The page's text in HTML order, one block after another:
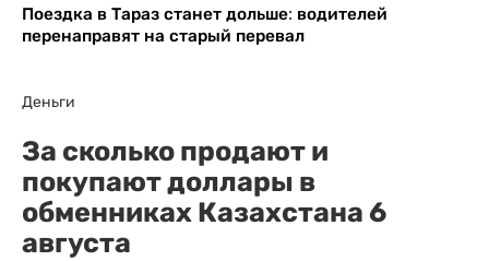
Поездка в Тараз станет дольше: водителей
перенаправят на старый перевал
Деньги
За сколько продают и
покупают доллары в
обменниках Казахстана 6
августа